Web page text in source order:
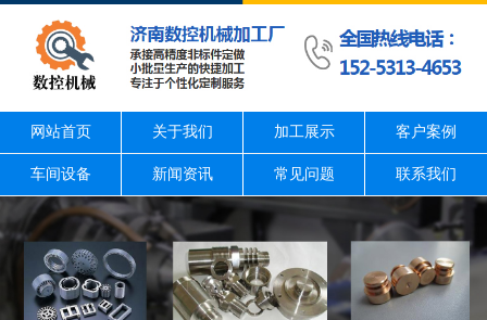
网站首页 关于我们 加工展示 客户案例
车间设备 新闻资讯 常见问题 联系我们